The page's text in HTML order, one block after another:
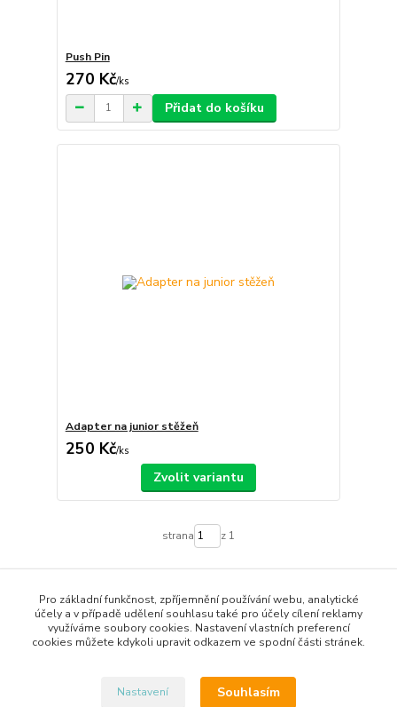
Push Pin
270 Kč/ks
Přidat do košíku
Adapter na junior stěžeň
250 Kč/ks
Zvolit variantu
strana z 1
Pro základní funkčnost, zpříjemnění používání webu, analytické
účely a v případě udělení souhlasu také pro účely cílení reklamy
využíváme soubory cookies. Nastavení vlastních preferencí
cookies můžete kdykoli upravit odkazem ve spodní části stránek.
Nastavení Souhlasím